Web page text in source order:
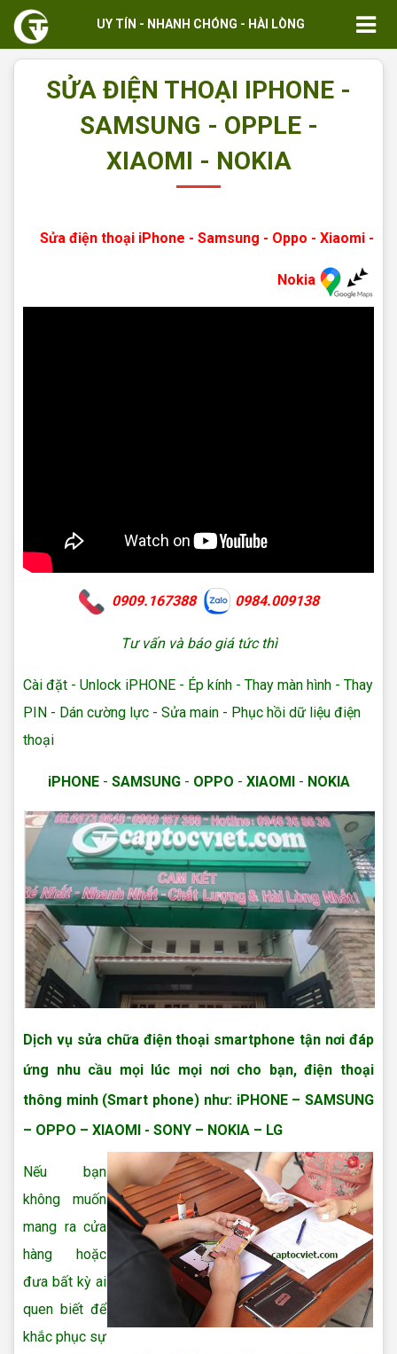
UY TÍN - NHANH CHÓNG - HÀI LÒNG
SỬA ĐIỆN THOẠI IPHONE -
SAMSUNG - OPPLE -
XIAOMI - NOKIA
Sửa điện thoại iPhone - Samsung - Oppo - Xiaomi -
Nokia
0909.167388 0984.009138
Tư vấn và báo giá tức thì
Cài đặt - Unlock iPHONE - Ép kính - Thay màn hình - Thay
PIN - Dán cường lực - Sửa main - Phục hồi dữ liệu điện
thoại
iPHONE- SAMSUNG- OPPO - XIAOMI- NOKIA
Dịch vụ sửa chữa điện thoại smartphone tận nơi đáp
ứng nhu cầu mọi lúc mọi nơi cho bạn, điện thoại
thông minh (Smart phone) như: iPHONE – SAMSUNG
– OPPO – XIAOMI - SONY – NOKIA – LG
Nếu bạn
không muốn
mang ra cửa
hàng hoặc
đưa bất kỳ ai
quen biết để
khắc phục sự